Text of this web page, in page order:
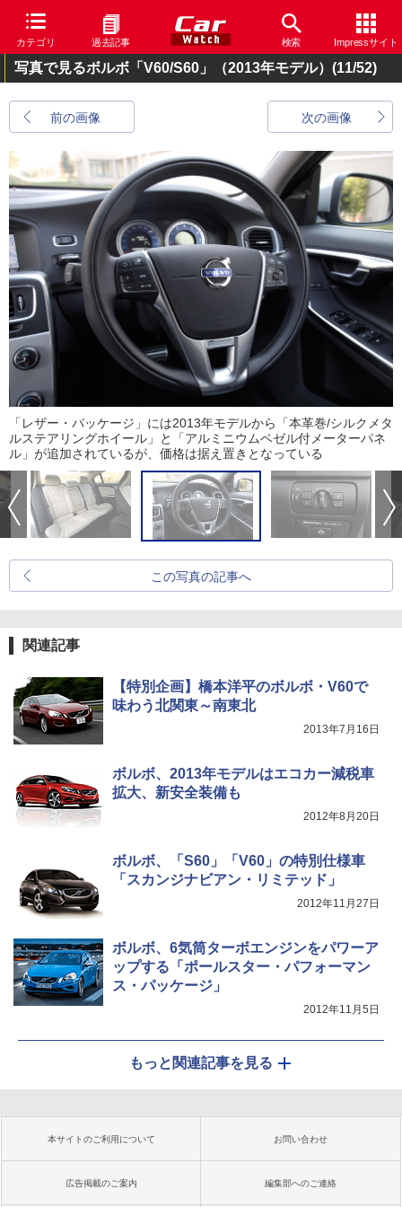
カテゴリ 過去記事 検索 Impressサイト
写真で見るボルボ「V60/S60」（2013年モデル） (11/52)
前の画像 次の画像
「レザー・パッケージ」には2013年モデルから「本革巻/シルクメタ
ルステアリングホイール」と「アルミニウムベゼル付メーターパネ
ル」が追加されているが、価格は据え置きとなっている
この写真の記事へ
関連記事
【特別企画】橋本洋平のボルボ・V60で
味わう北関東～南東北
2013年7月16日
ボルボ、2013年モデルはエコカー減税車
拡大、新安全装備も
2012年8月20日
ボルボ、「S60」「V60」の特別仕様車
「スカンジナビアン・リミテッド」
2012年11月27日
ボルボ、6気筒ターボエンジンをパワーア
ップする「ポールスター・パフォーマン
ス・パッケージ」
2012年11月5日
もっと関連記事を見る
本サイトのご利用について お問い合わせ
広告掲載のご案内 編集部へのご連絡